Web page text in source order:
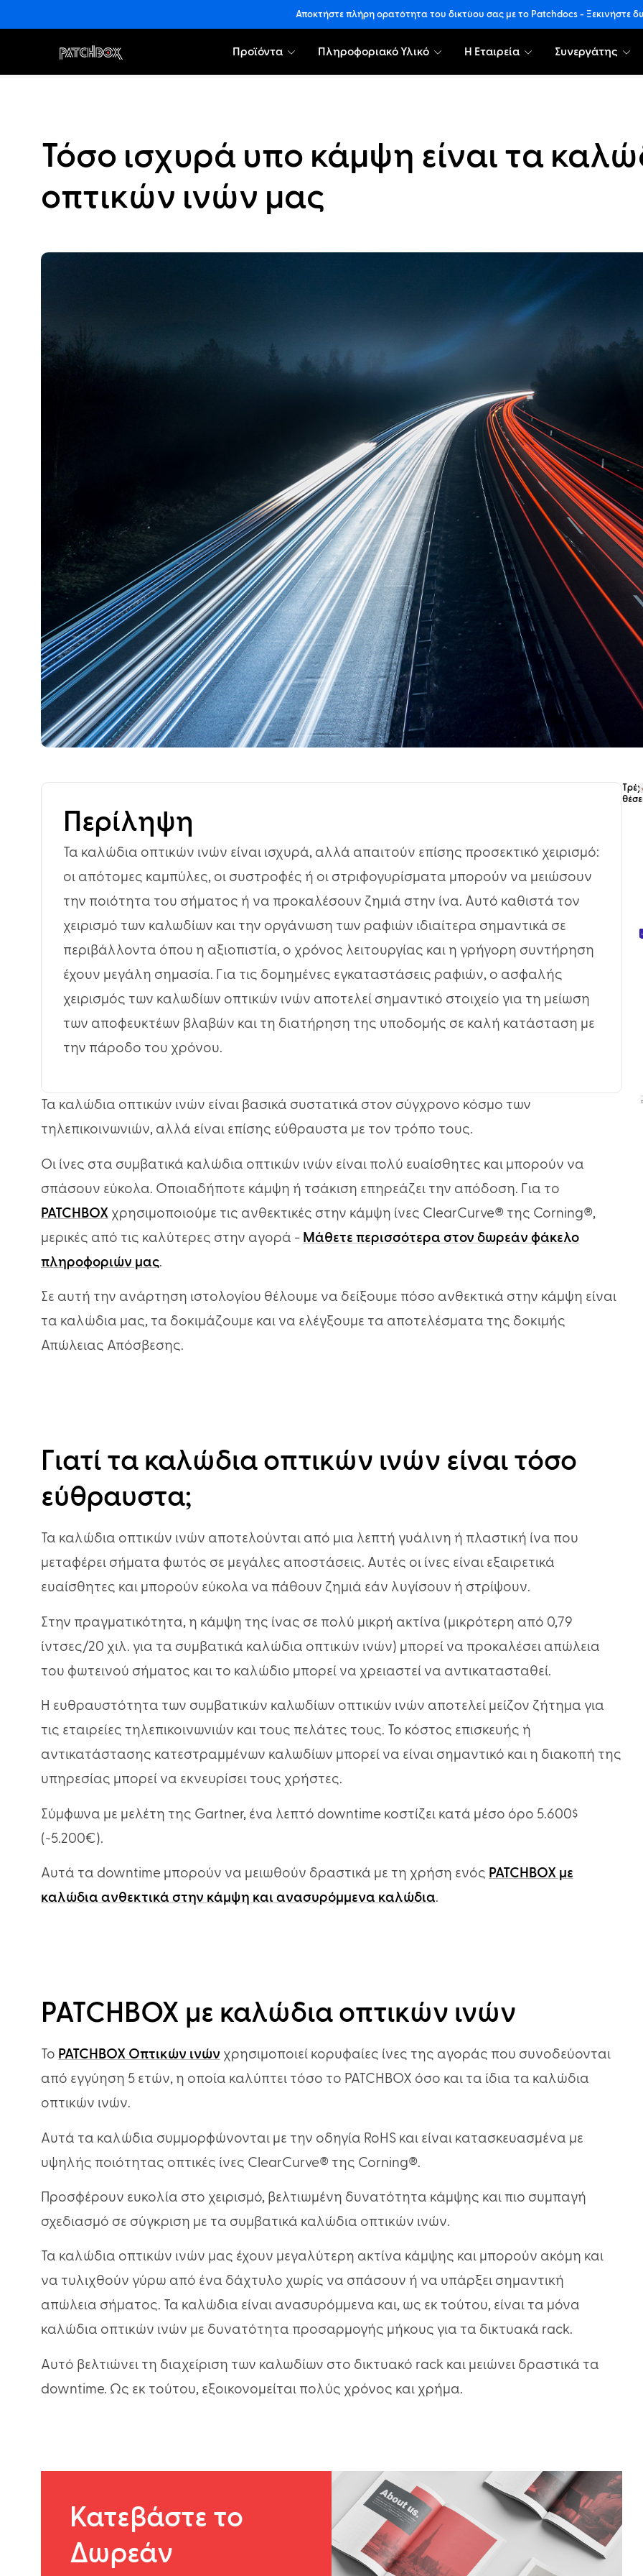
Αποκτήστε πλήρη ορατότητα του δικτύου σας με το Patchdocs - Ξεκινήστε
Προϊόντα Πληροφοριακό Υλικό Η Εταιρεία Συνεργάτης
Τόσο ισχυρά υπο κάμψη είναι τα
οπτικών ινών μας
Περίληψη
Τα καλώδια οπτικών ινών είναι ισχυρά, αλλά απαιτούν επίσης προσεκτικό χειρισμό:
οι απότομες καμπύλες, οι συστροφές ή οι στριφογυρίσματα μπορούν να μειώσουν
την ποιότητα του σήματος ή να προκαλέσουν ζημιά στην ίνα. Αυτό καθιστά τον
χειρισμό των καλωδίων και την οργάνωση των ραφιών ιδιαίτερα σημαντικά σε
περιβάλλοντα όπου η αξιοπιστία, ο χρόνος λειτουργίας και η γρήγορη συντήρηση
έχουν μεγάλη σημασία. Για τις δομημένες εγκαταστάσεις ραφιών, ο ασφαλής
χειρισμός των καλωδίων οπτικών ινών αποτελεί σημαντικό στοιχείο για τη μείωση
των αποφευκτέων βλαβών και τη διατήρηση της υποδομής σε καλή κατάσταση με
την πάροδο του χρόνου.
Τα καλώδια οπτικών ινών είναι βασικά συστατικά στον σύγχρονο κόσμο των
τηλεπικοινωνιών, αλλά είναι επίσης εύθραυστα με τον τρόπο τους.
Οι ίνες στα συμβατικά καλώδια οπτικών ινών είναι πολύ ευαίσθητες και μπορούν να
σπάσουν εύκολα. Οποιαδήποτε κάμψη ή τσάκιση επηρεάζει την απόδοση. Για το
PATCHBOX χρησιμοποιούμε τις ανθεκτικές στην κάμψη ίνες ClearCurve® της Corning®,
μερικές από τις καλύτερες στην αγορά - Μάθετε περισσότερα στον δωρεάν φάκελο
πληροφοριών μας.
Σε αυτή την ανάρτηση ιστολογίου θέλουμε να δείξουμε πόσο ανθεκτικά στην κάμψη είναι
τα καλώδια μας, τα δοκιμάζουμε και να ελέγξουμε τα αποτελέσματα της δοκιμής
Απώλειας Απόσβεσης.
Γιατί τα καλώδια οπτικών ινών είναι τόσο
εύθραυστα;
Τα καλώδια οπτικών ινών αποτελούνται από μια λεπτή γυάλινη ή πλαστική ίνα που
μεταφέρει σήματα φωτός σε μεγάλες αποστάσεις. Αυτές οι ίνες είναι εξαιρετικά
ευαίσθητες και μπορούν εύκολα να πάθουν ζημιά εάν λυγίσουν ή στρίψουν.
Στην πραγματικότητα, η κάμψη της ίνας σε πολύ μικρή ακτίνα (μικρότερη από 0,79
ίντσες/20 χιλ. για τα συμβατικά καλώδια οπτικών ινών) μπορεί να προκαλέσει απώλεια
του φωτεινού σήματος και το καλώδιο μπορεί να χρειαστεί να αντικατασταθεί.
Η ευθραυστότητα των συμβατικών καλωδίων οπτικών ινών αποτελεί μείζον ζήτημα για
τις εταιρείες τηλεπικοινωνιών και τους πελάτες τους. Το κόστος επισκευής ή
αντικατάστασης κατεστραμμένων καλωδίων μπορεί να είναι σημαντικό και η διακοπή της
υπηρεσίας μπορεί να εκνευρίσει τους χρήστες.
Σύμφωνα με μελέτη της Gartner, ένα λεπτό downtime κοστίζει κατά μέσο όρο 5.600$
(~5.200€).
Αυτά τα downtime μπορούν να μειωθούν δραστικά με τη χρήση ενός PATCHBOX με
καλώδια ανθεκτικά στην κάμψη και ανασυρόμμενα καλώδια.
PATCHBOX με καλώδια οπτικών ινών
Το PATCHBOX Οπτικών ινών χρησιμοποιεί κορυφαίες ίνες της αγοράς που συνοδεύονται
από εγγύηση 5 ετών, η οποία καλύπτει τόσο το PATCHBOX όσο και τα ίδια τα καλώδια
οπτικών ινών.
Αυτά τα καλώδια συμμορφώνονται με την οδηγία RoHS και είναι κατασκευασμένα με
υψηλής ποιότητας οπτικές ίνες ClearCurve® της Corning®.
Προσφέρουν ευκολία στο χειρισμό, βελτιωμένη δυνατότητα κάμψης και πιο συμπαγή
σχεδιασμό σε σύγκριση με τα συμβατικά καλώδια οπτικών ινών.
Τα καλώδια οπτικών ινών μας έχουν μεγαλύτερη ακτίνα κάμψης και μπορούν ακόμη και
να τυλιχθούν γύρω από ένα δάχτυλο χωρίς να σπάσουν ή να υπάρξει σημαντική
απώλεια σήματος. Τα καλώδια είναι ανασυρόμμενα και, ως εκ τούτου, είναι τα μόνα
καλώδια οπτικών ινών με δυνατότητα προσαρμογής μήκους για τα δικτυακά rack.
Αυτό βελτιώνει τη διαχείριση των καλωδίων στο δικτυακό rack και μειώνει δραστικά τα
downtime. Ως εκ τούτου, εξοικονομείται πολύς χρόνος και χρήμα.
Κατεβάστε το
Δωρεάν